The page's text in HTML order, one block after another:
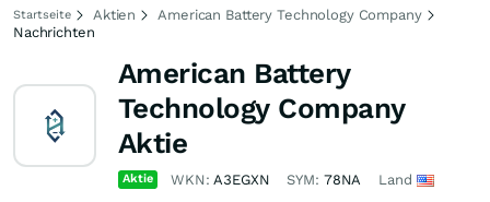
Startseite Aktien
American Battery Technology Company
Nachrichten
American Battery
Technology Company
Aktie
Aktie WKN:A3EGXN SYM: 78NA Land